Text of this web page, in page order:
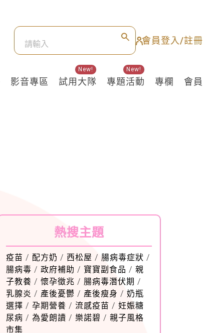
會員登入/註冊
影音專區 試用大隊
New!
專題活動
New!
專欄 會員
熱搜主題
疫苗 / 配方奶 / 西松屋 / 腸病毒症狀 /
腸病毒 / 政府補助 / 寶寶副食品 / 親
子教養 / 懷孕徵兆 / 腸病毒潛伏期 /
乳腺炎 / 產後憂鬱 / 產後瘦身 / 奶瓶
選擇 / 孕期營養 / 流感疫苗 / 妊娠糖
尿病 / 為愛朗讀 / 樂諾碧 / 親子風格
市集